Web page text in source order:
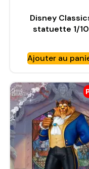
Disney
statuette 1/10
Vintage
Sorcerer Mickey
Ajouter au